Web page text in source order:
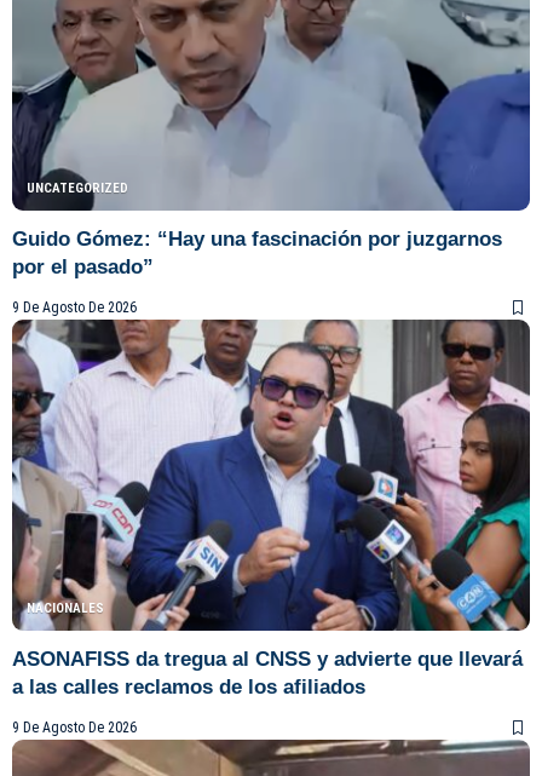
UNCATEGORIZED
Guido Gómez: “Hay una fascinación por juzgarnos
por el pasado”
9 De Agosto De 2026
NACIONALES
ASONAFISS da tregua al CNSS y advierte que llevará
a las calles reclamos de los afiliados
9 De Agosto De 2026